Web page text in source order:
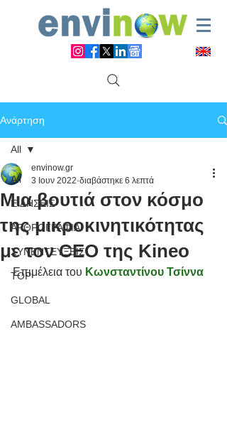
Ανάρτηση
All
ΕΙΔΗΣΕΙΣ
ΑΡΘΡΟΓΡΑΦΙΑ
ΣΥΝΕΝΤΕΥΞΕΙΣ
TOP
GLOBAL
AMBASSADORS
All
Μια βουτιά στον κόσμο
της μικροκινητικότητας
με τον CEO της Kineo
envinow.gr
3 Ιουν 2022 διαβάστηκε 6 λεπτά
Επιμέλεια του Κωνσταντίνου Τσίννα